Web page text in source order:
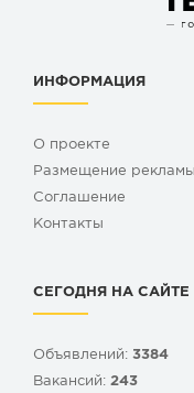
ИНФОРМАЦИЯ
О проекте
Размещение рекламы
Cоглашение
Контакты
СЕГОДНЯ НА САЙТЕ
Объявлений: 3384
Вакансий: 243